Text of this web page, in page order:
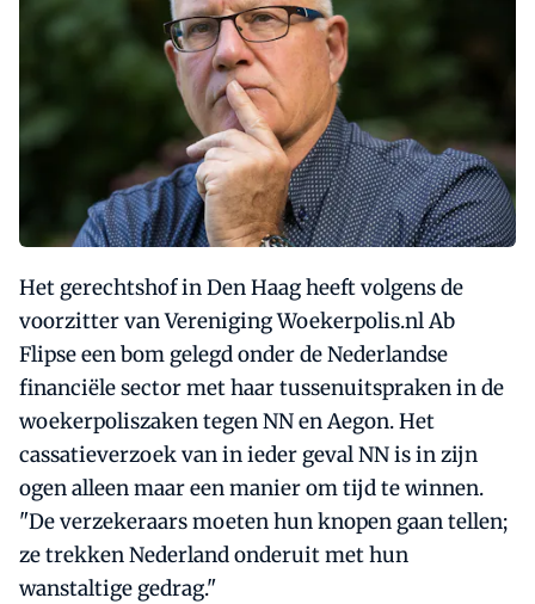
Het gerechtshof in Den Haag heeft volgens de
voorzitter van Vereniging Woekerpolis.nl Ab
Flipse een bom gelegd onder de Nederlandse
financiële sector met haar tussenuitspraken in de
woekerpoliszaken tegen NN en Aegon. Het
cassatieverzoek van in ieder geval NN is in zijn
ogen alleen maar een manier om tijd te winnen.
"De verzekeraars moeten hun knopen gaan tellen;
ze trekken Nederland onderuit met hun
wanstaltige gedrag."